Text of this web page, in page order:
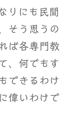
りにも民間
そう思うの
ば各専門教
、何でもす
できるわけ
偉いわけで